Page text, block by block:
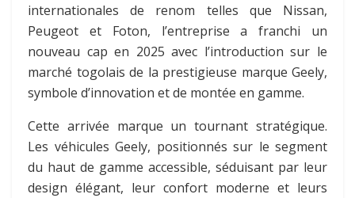
internationales de renom telles que Nissan,
Peugeot et Foton, l’entreprise a franchi un
nouveau cap en 2025 avec l’introduction sur le
marché togolais de la prestigieuse marque Geely,
symbole d’innovation et de montée en gamme.
Cette arrivée marque un tournant stratégique.
Les véhicules Geely, positionnés sur le segment
du haut de gamme accessible, séduisant par leur
design élégant, leur confort moderne et leurs